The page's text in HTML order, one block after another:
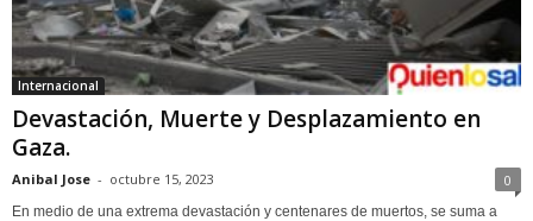
Internacional
Devastación, Muerte y Desplazamiento en
Gaza.
Anibal Jose - octubre 15, 2023 0
En medio de una extrema devastación y centenares de muertos, se suma a